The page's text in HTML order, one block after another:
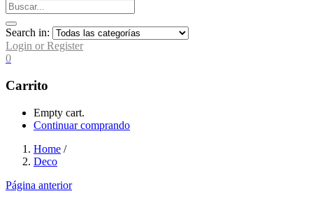
Search in:
Login or Register
0
Carrito
Empty cart.
Continuar comprando
Home /
Deco
Página anterior